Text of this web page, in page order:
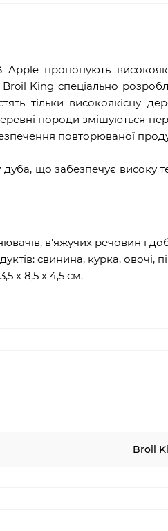
Apple пропонують
King спеціально
тільки високоякісну
породи змішуються
повторюваної
дуба, що забезпечує високу
в'яжучих речовин і
свинина, курка, овочі,
х 8,5 х 4,5 см.
Broil